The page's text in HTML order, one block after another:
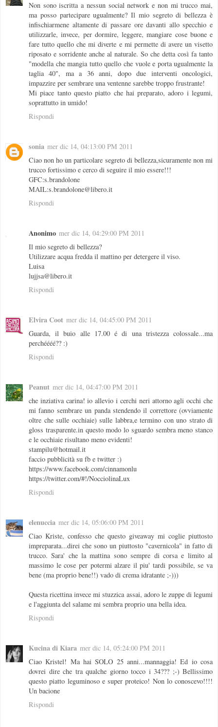
Non sono iscritta a nessun social network e non mi trucco mai,
ma posso partecipare ugualmente? Il mio segreto di bellezza è
infischiarmene altamente di passare ore davanti allo specchio e
utilizzarle, invece, per dormire, leggere, mangiare cose buone e
fare tutto quello che mi diverte e mi permette di avere un visetto
riposato e sorridente anche al naturale. So che detta così fa tanto
"modella che mangia tutto quello che vuole e porta ugualmente la
taglia 40", ma a 36 anni, dopo due interventi oncologici,
impazzire per sembrare una ventenne sarebbe troppo frustrante!
Mi piace tanto questo piatto che hai preparato, adoro i legumi,
soprattutto in umido!
Rispondi
sonia mer dic 14, 04:13:00 PM 2011
Ciao non ho un particolare segreto di bellezza,sicuramente non mi
trucco fortissimo e cerco di seguire il mio essere!!!
GFC:s.brandolone
MAIL:s.brandolone@libero.it
Rispondi
Anonimo mer dic 14, 04:29:00 PM 2011
Il mio segreto di bellezza?
Utilizzare acqua fredda il mattino per detergere il viso.
Luisa
lujjsa@libero.it
Rispondi
Elvira Coot mer dic 14, 04:45:00 PM 2011
Guarda, il buio alle 17.00 é di una tristezza colossale...ma
perchéééé?? :)
Rispondi
Peanut mer dic 14, 04:47:00 PM 2011
che inziativa carina! io allevio i cerchi neri attorno agli occhi che
mi fanno sembrare un panda stendendo il correttore (ovviamente
oltre che sulle occhiaie) sulle labbra,e termino con uno strato di
gloss trasparente.in questo modo lo sguardo sembra meno stanco
e le occhiaie risultano meno evidenti!
stampilu@hotmail.it
faccio pubblicità su fb e twitter :)
https://www.facebook.com/cinnamonlu
https://twitter.com/#!/NocciolinaLux
Rispondi
elenuccia mer dic 14, 05:06:00 PM 2011
Ciao Kriste, confesso che questo giveaway mi coglie piuttosto
impreparata...direi che sono un piuttosto "cavernicola" in fatto di
trucco. Sara' che la mattina sono sempre di corsa e limito al
massimo le cose per potermi alzare il piu' tardi possibile, se va
bene (ma proprio bene!!) vado di crema idratante ;-)))
Questa ricettina invece mi stuzzica assai, adoro le zuppe di legumi
e l'aggiunta del salame mi sembra proprio una bella idea.
Rispondi
Kucina di Kiara mer dic 14, 05:24:00 PM 2011
Ciao Kristel! Ma hai SOLO 25 anni...mannaggia! Ed io cosa
dovrei dire che tra qualche giorno tocco i 34??? ;-) Bellissimo
questo piatto leguminoso e super proteico! Non lo conoscevo!!!!
Un bacione
Rispondi